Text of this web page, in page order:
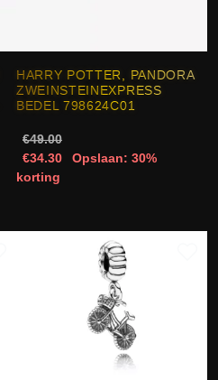
HARRY POTTER, PANDORA
ZWEINSTEINEXPRESS
BEDEL 798624C01
€49.00
€34.30
Opslaan: 30%
korting